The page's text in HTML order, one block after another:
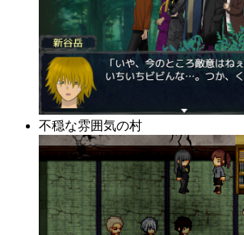
不穏な雰囲気の村